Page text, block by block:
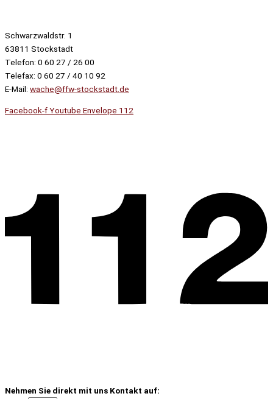
Schwarzwaldstr. 1
63811 Stockstadt
Telefon: 0 60 27 / 26 00
Telefax: 0 60 27 / 40 10 92
E-Mail: wache@ffw-stockstadt.de
Facebook-fYoutube Envelope 112
Nehmen Sie direkt mit uns Kontakt auf: